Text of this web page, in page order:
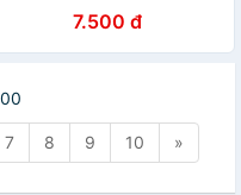
7.500 đ
7 8 9 10 »